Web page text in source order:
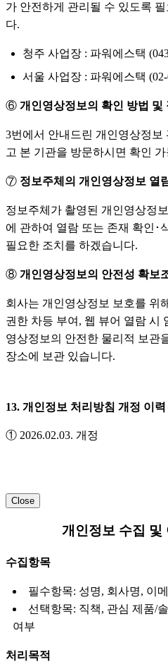
가 안전하게 관리될 수 있도록
다.
청주 사업장 : 파워에스택
서울 사업장 : 파워에스택 (02-
⑥ 개인영상정보의 확인 방법 및
3번에서 안내드린 개인영상정
고 본 기관을 방문하시면 확인
⑦ 정보주체의 개인영상정보 열
정보주체가 촬영된 개인영상정
에 관하여 열람 또는 존재 확인･
필요한 조치를 하겠습니다.
⑧ 개인영상정보의 안전성 확보
회사는 개인영상정보 보호를 위
권한 차등 부여, 웹 뷰어 열람 시
영상정보의 안전한 물리적 보관
장소에 보관 있습니다.
13. 개인정보 처리방침 개정 이력
① 2026.02.03. 개정
Close
개인정보 수집 및
수집항목
필수항목: 성명, 회사명, 이
선택항목: 직책, 관심 제품/
여부
처리목적